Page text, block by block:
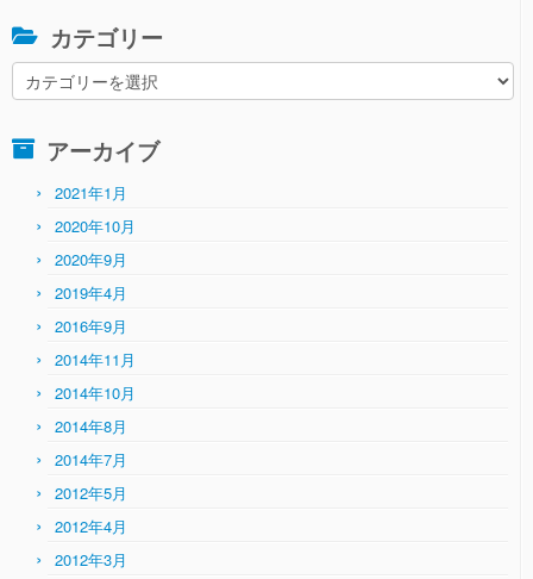
カテゴリー
カ
テ
リ
アーカイブ
2021年1月
2020年10月
2020年9月
2019年4月
2016年9月
2014年11月
2014年10月
2014年8月
2014年7月
2012年5月
2012年4月
2012年3月